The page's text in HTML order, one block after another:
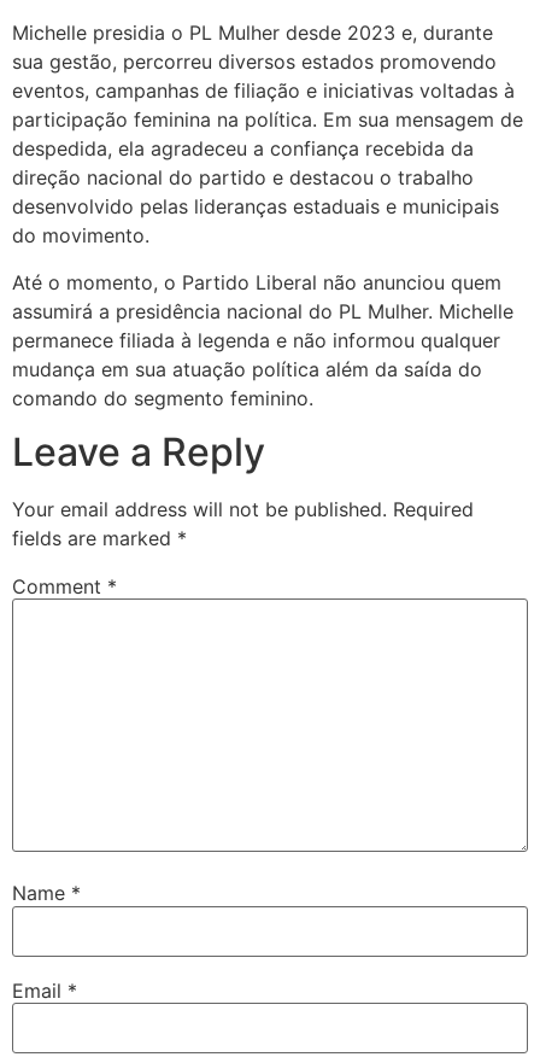
Michelle presidia o PL Mulher desde 2023 e, durante
sua gestão, percorreu diversos estados promovendo
eventos, campanhas de filiação e iniciativas voltadas à
participação feminina na política. Em sua mensagem de
despedida, ela agradeceu a confiança recebida da
direção nacional do partido e destacou o trabalho
desenvolvido pelas lideranças estaduais e municipais
do movimento.
Até o momento, o Partido Liberal não anunciou quem
assumirá a presidência nacional do PL Mulher. Michelle
permanece filiada à legenda e não informou qualquer
mudança em sua atuação política além da saída do
comando do segmento feminino.
Leave a Reply
Your email address will not be published. Required
fields are marked *
Comment *
Name *
Email *